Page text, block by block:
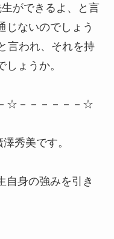
ができるよ、と言
じないのでしょう
言われ、それを持
ょうか。
☆－－－－－－☆
秀美です。
自身の強みを引き